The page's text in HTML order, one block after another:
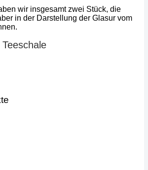
wir insgesamt zwei Stück, die
in der Darstellung der Glasur vom